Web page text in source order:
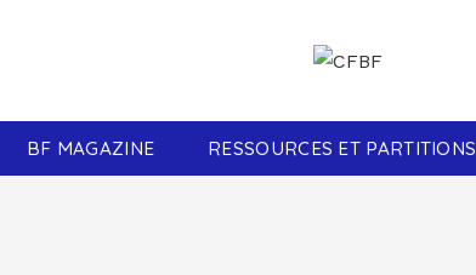
BF MAGAZINE RESSOURCES ET PARTITIONS